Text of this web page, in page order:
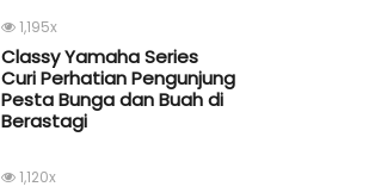
1,195x
Classy Yamaha Series
Curi Perhatian Pengunjung
Pesta Bunga dan Buah di
Berastagi
1,120x